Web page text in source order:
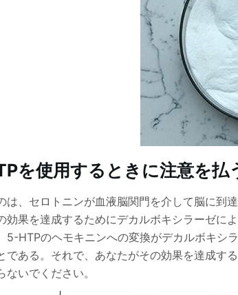
を使用するときに注意を払
は、セロトニンが血液脳関門を介して脳に到
効果を達成するためにデカルボキシラーゼに
5-HTPのヘモキニンへの変換がデカルボキシ
である。それで、あなたがその効果を達成す
ないでください。